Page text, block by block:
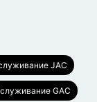
JAC
GAC